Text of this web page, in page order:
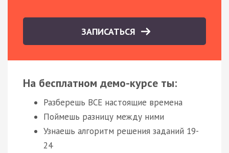
ЗАПИСАТЬСЯ
На бесплатном демо-курсе ты:
Разберешь ВСЕ настоящие времена
Поймешь разницу между ними
Узнаешь алгоритм решения заданий 19-
24